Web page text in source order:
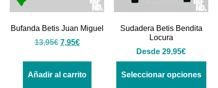
Bufanda Betis Juan Miguel
13,95€ 7,95€
Añadir al carrito
Sudadera Betis Bendita
Locura
Desde 29,95€
Seleccionar opciones